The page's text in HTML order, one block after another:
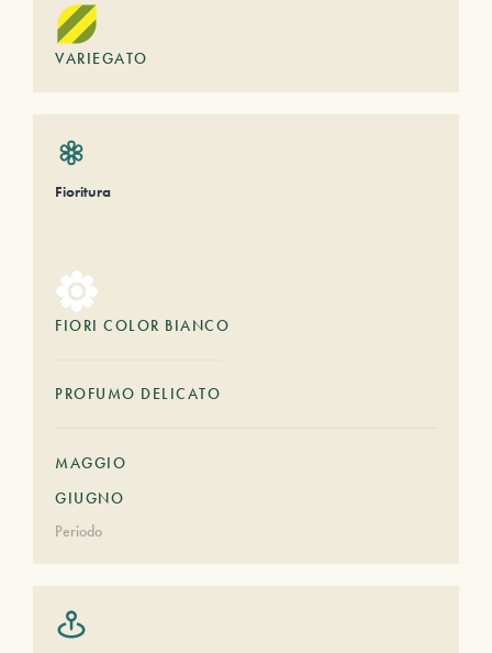
VARIEGATO
Fioritura
FIORI COLOR BIANCO
PROFUMO DELICATO
MAGGIO
GIUGNO
Periodo